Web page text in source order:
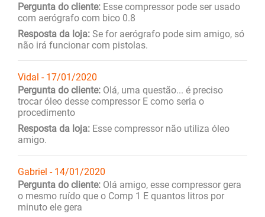
Pergunta do cliente: Esse compressor pode ser usado
com aerógrafo com bico 0.8
Resposta da loja: Se for aerógrafo pode sim amigo, só
não irá funcionar com pistolas.
Vidal - 17/01/2020
Pergunta do cliente: Olá, uma questão... é preciso
trocar óleo desse compressor E como seria o
procedimento
Resposta da loja: Esse compressor não utiliza óleo
amigo.
Gabriel - 14/01/2020
Pergunta do cliente: Olá amigo, esse compressor gera
o mesmo ruído que o Comp 1 E quantos litros por
minuto ele gera